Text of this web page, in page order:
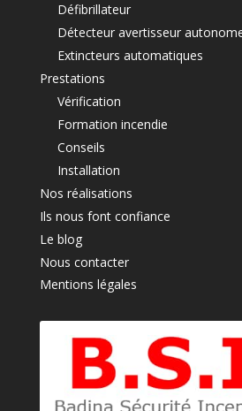
Défibrillateur
Détecteur avertisseur
Extincteurs automatiques
Prestations
Vérification
Formation incendie
Conseils
Installation
Nos réalisations
Ils nous font confiance
Le blog
Nous contacter
Mentions légales